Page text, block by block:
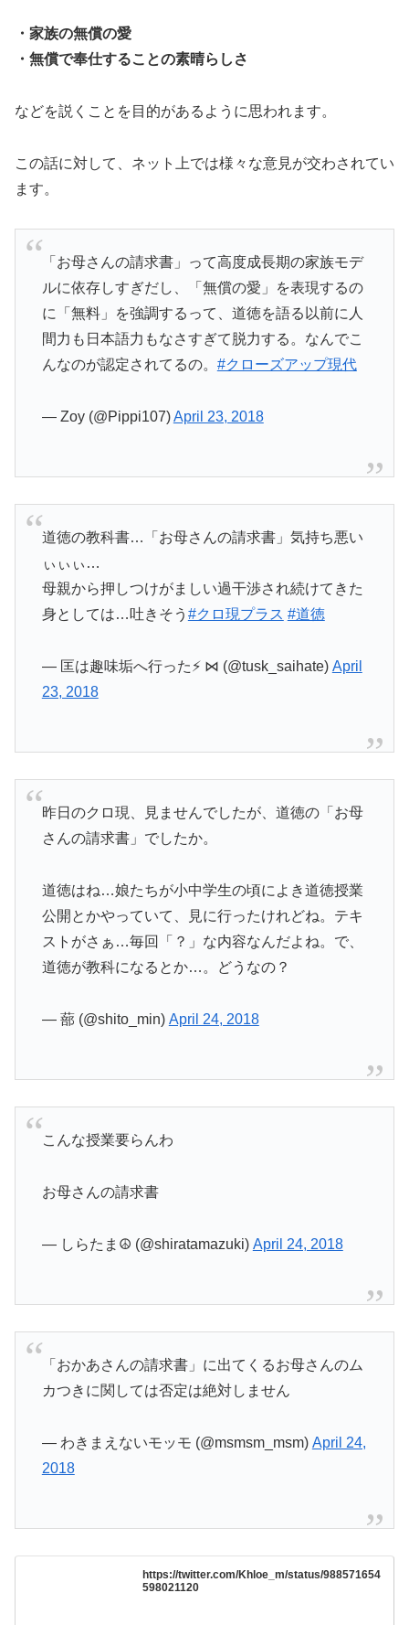
・家族の無償の愛
・無償で奉仕することの素晴らしさ
などを説くことを目的があるように思われます。
この話に対して、ネット上では様々な意見が交わされてい
ます。
「お母さんの請求書」って高度成長期の家族モデ
ルに依存しすぎだし、「無償の愛」を表現するの
に「無料」を強調するって、道徳を語る以前に人
間力も日本語力もなさすぎて脱力する。なんでこ
んなのが認定されてるの。 #クローズアップ現代
— Zoy (@Pippi107)April 23, 2018
道徳の教科書…「お母さんの請求書」気持ち悪い
ぃぃぃ…
母親から押しつけがましい過干渉され続けてきた
身としては…吐きそう #クロ現プラス #道徳
— 匡は趣味垢へ行った⚡️ ⋈ (@tusk_saihate) April
23, 2018
昨日のクロ現、見ませんでしたが、道徳の「お母
さんの請求書」でしたか。
道徳はね…娘たちが小中学生の頃によき道徳授業
公開とかやっていて、見に行ったけれどね。テキ
ストがさぁ…毎回「？」な内容なんだよね。で、
道徳が教科になるとか…。どうなの？
— 蔀 (@shito_min) April 24, 2018
こんな授業要らんわ
お母さんの請求書
— しらたま☮️ (@shiratamazuki) April 24, 2018
「おかあさんの請求書」に出てくるお母さんのム
カつきに関しては否定は絶対しません
— わきまえないモッモ (@msmsm_msm) April 24,
2018
https://twitter.com/Khloe_m/status/988571654
598021120